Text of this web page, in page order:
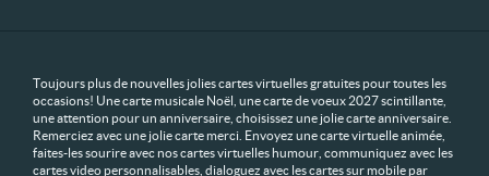
Toujours plus de nouvelles jolies cartes virtuelles gratuites pour toutes les
occasions! Une carte musicale Noël, une carte de voeux 2027 scintillante,
une attention pour un anniversaire, choisissez une jolie carte anniversaire.
Remerciez avec une jolie carte merci. Envoyez une carte virtuelle animée,
faites-les sourire avec nos cartes virtuelles humour, communiquez avec les
cartes video personnalisables, dialoguez avec les cartes sur mobile par